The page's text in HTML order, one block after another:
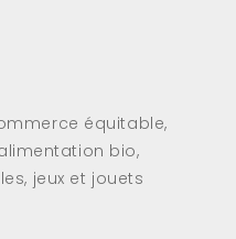
équitable,
bio,
jeux et jouets